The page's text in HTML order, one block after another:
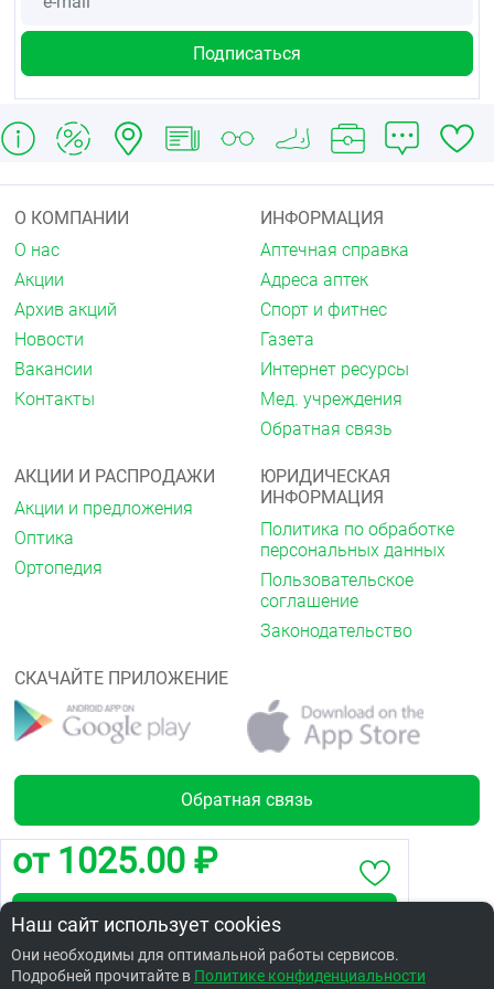
Условия хранения
Хранить в сухом, чистом месте. Не допускается
попадания прямых, солнечных лучей.
от 1025.00 ₽
Забронировать по адресу пр. Мира, 100
Заказать в интернет аптеке по цене: 954.57 ₽
О КОМПАНИИ
О нас
Акции
Архив акций
Новости
Вакансии
Контакты
ИНФОРМАЦИЯ
Аптечная справка
Адреса аптек
Спорт и фитнес
Газета
Интернет ресурсы
Мед. учреждения
Обратная связь
АКЦИИ И РАСПРОДАЖИ
Акции и предложения
Оптика
Ортопедия
ЮРИДИЧЕСКАЯ
ИНФОРМАЦИЯ
Политика по обработке
персональных данных
Пользовательское
соглашение
Законодательство
СКАЧАЙТЕ ПРИЛОЖЕНИЕ
Обратная связь
Лицензии
Наш сайт использует cookies
Они необходимы для оптимальной работы сервисов.
Подробней прочитайте в Политике конфиденциальности